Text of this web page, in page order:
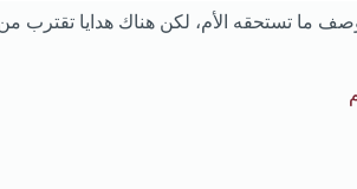
ما تستحقه الأم، لكن هناك هدايا تقترب